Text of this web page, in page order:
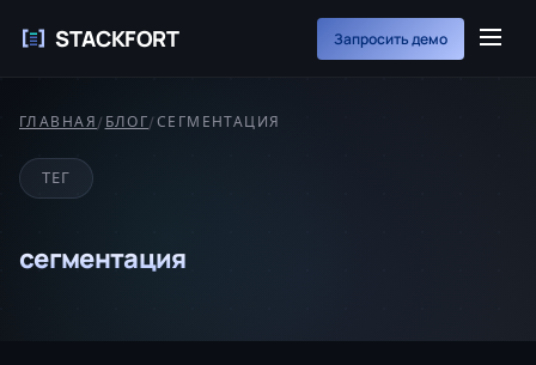
STACKFORT Запросить демо
ГЛАВНАЯ/ БЛОГ/СЕГМЕНТАЦИЯ
ТЕГ
сегментация